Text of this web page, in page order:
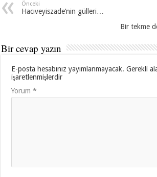
Önceki
Hacıveyiszade’nin gülleri…
Bir tekme
Bir cevap yazın
E-posta hesabınız yayımlanmayacak. Gerekli
işaretlenmişlerdir
Yorum*